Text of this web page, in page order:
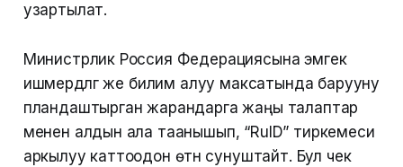
узартылат.
Министрлик Россия Федерациясына эмгек
ишмердүүлүгү же билим алуу максатында барууну
пландаштырган жарандарга жаңы талаптар
менен алдын ала таанышып, “RuID” тиркемеси
аркылуу каттоодон өтүүнү сунуштайт. Бул чек